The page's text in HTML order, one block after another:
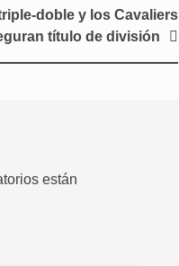
doble y los Cavaliers
título de división
están